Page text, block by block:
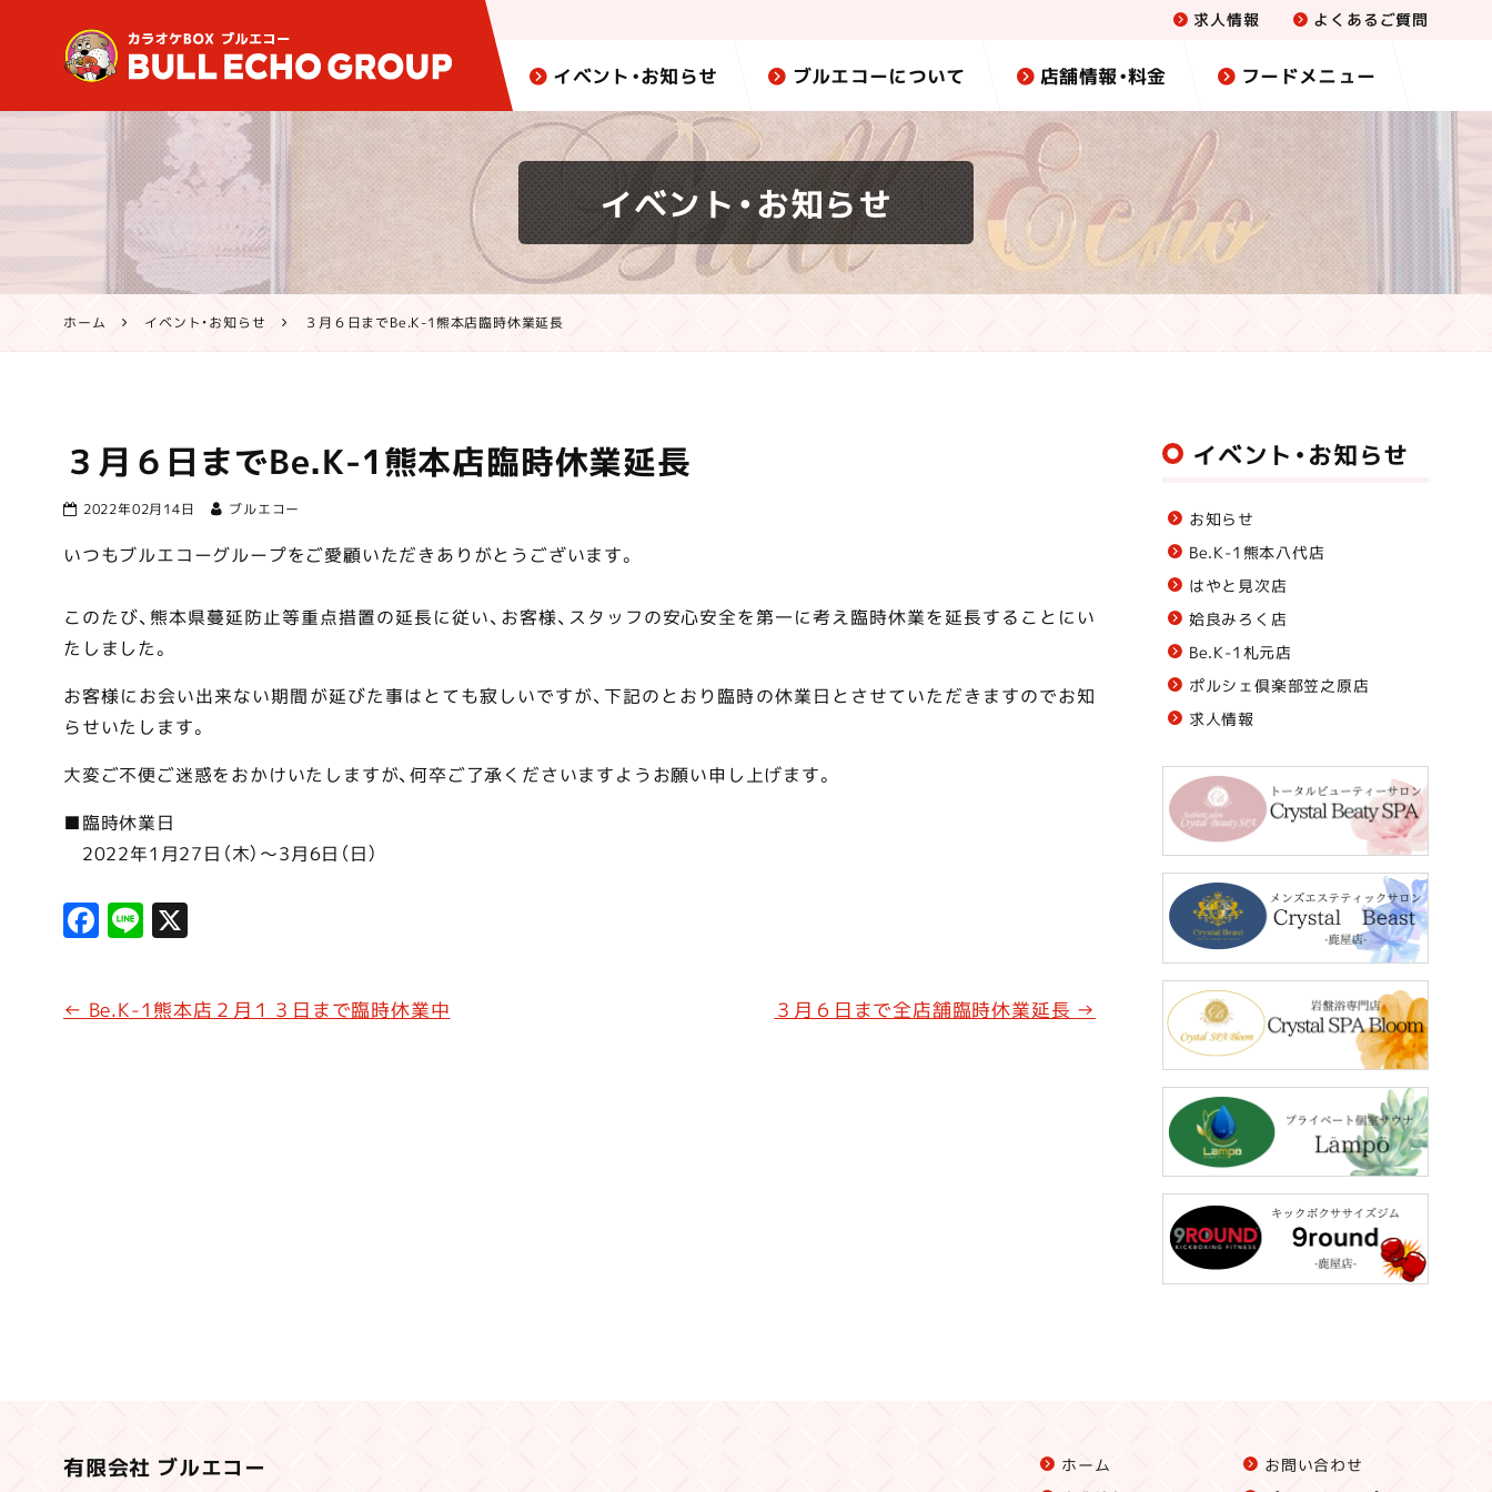
鹿児島・熊本のカラオケ ブ
ルエコー公式サイト | 霧島
市・姶良市・鹿屋市、八代市
で営業中
イベント・お知らせ ブルエコーについて 店舗情報・料金 フードメニュー
求人情報 よくあるご質問
イベント・お知らせ
ホーム イベント・お知らせ ３月６日までBe.K-1熊本店臨時休業延長
３月６日までBe.K-1熊本店臨時休業延長
2022年02月14日 ブルエコー
いつもブルエコーグループをご愛顧いただきありがとうございます。
このたび、熊本県蔓延防止等重点措置の延長に従い、お客様、スタッフの安心安全を第一に考え臨時休業を延長することにい
たしました。
お客様にお会い出来ない期間が延びた事はとても寂しいですが、下記のとおり臨時の休業日とさせていただきますのでお知
らせいたします。
大変ご不便ご迷惑をおかけいたしますが、何卒ご了承くださいますようお願い申し上げます。
■臨時休業日
2022年1月27日（木）〜3月6日（日）
F
a
e
Li
n
e
← Be.K-1熊本店２月１３日まで臨時休業中 ３月６日まで全店舗臨時休業延長 →
イベント・お知らせ
お知らせ
Be.K-1熊本八代店
はやと見次店
姶良みろく店
Be.K-1札元店
ポルシェ倶楽部笠之原店
求人情報
有限会社 ブルエコー
ホーム
お問い合わせ